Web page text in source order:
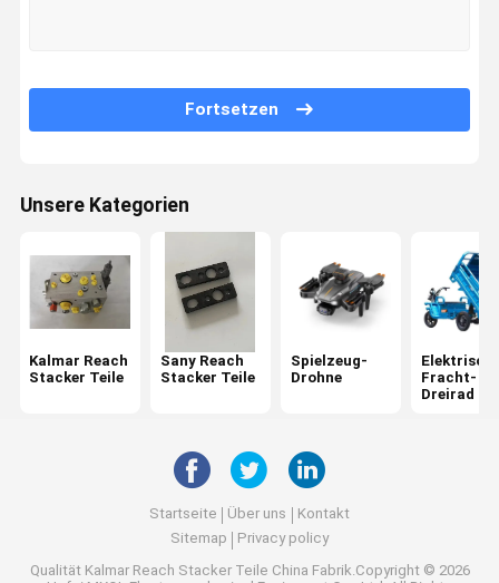
Ersatzteile für Konecranes
CVS Ferrari Reach Stacker Teile
Hyster Reach Stacker Teile
Volvo Penta Ersatzteile
CUMMINS-Motorteile
Teile für die Achse von Kessler
Ersatzteile für Elmspreier
Fortsetzen
Unsere Kategorien
Kalmar Reach
Stacker Teile
Sany Reach
Stacker Teile
Spielzeug-
Drohne
Fracht-
Dreirad
Startseite Über uns
Kontakt
Sitemap
Privacy policy
Qualität Kalmar Reach Stacker Teile China Fabrik.Copyright © 2026